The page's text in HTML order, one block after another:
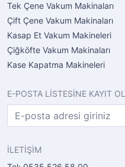
Tek Çene Vakum Makinaları
Çift Çene Vakum Makinaları
Kasap Et Vakum Makineleri
Çiğköfte Vakum Makinaları
Kase Kapatma Makineleri
E-POSTA LİSTESİNE KAYIT OL
İLETİŞİM